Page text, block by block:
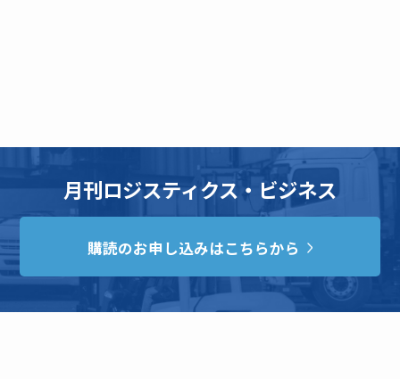
月刊ロジスティクス・ビジネス
購読のお申し込みはこちらから